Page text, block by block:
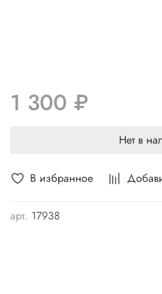
В избранное
арт. 17938
1 300 ₽
Нет в